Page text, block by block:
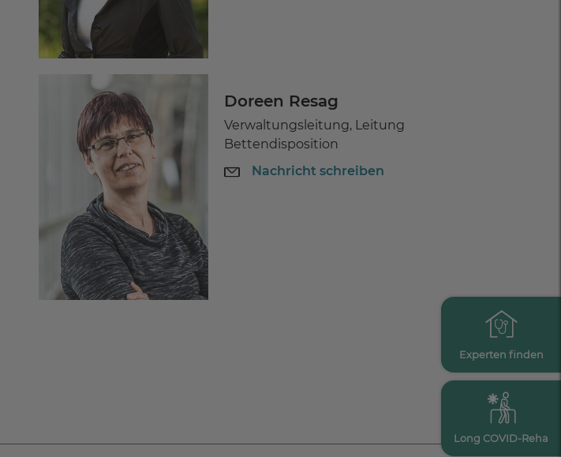
Doreen Resag
Verwaltungsleitung, Leitung
Bettendisposition
Nachricht schreiben
Experten finden
Long COVID-Reha